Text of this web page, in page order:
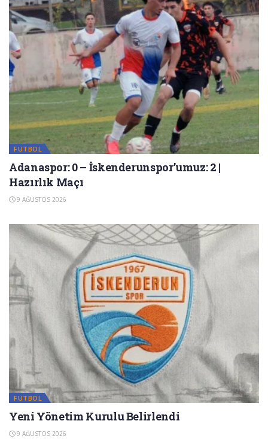
FUTBOL
Adanaspor: 0 – İskenderunspor’umuz: 2 |
Hazırlık Maçı
9 AĞUSTOS 2026
FUTBOL
Yeni Yönetim Kurulu Belirlendi
9 AĞUSTOS 2026